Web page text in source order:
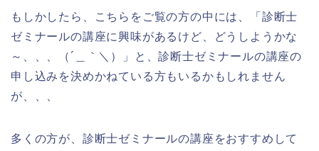
もしかしたら、こちらをご覧の方の中には、「診断士
ゼミナールの講座に興味があるけど、どうしようかな
～、、、（´＿｀＼）」と、診断士ゼミナールの講座の
申し込みを決めかねている方もいるかもしれません
が、、、
多くの方が、診断士ゼミナールの講座をおすすめして